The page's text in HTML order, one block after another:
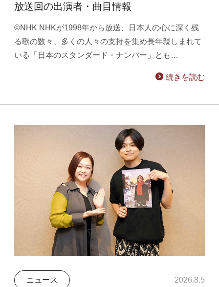
放送回の出演者・曲目情報
©NHK NHKが1998年から放送、日本人の心に深く残
る歌の数々、多くの人々の支持を集め長年親しまれて
いる「日本のスタンダード・ナンバー」とも…
続きを読む
ニュース 2026.8.5